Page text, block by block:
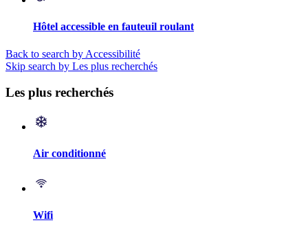
Hôtel accessible en fauteuil roulant
Back to search by Accessibilité
Skip search by Les plus recherchés
Les plus recherchés
Air conditionné
Wifi